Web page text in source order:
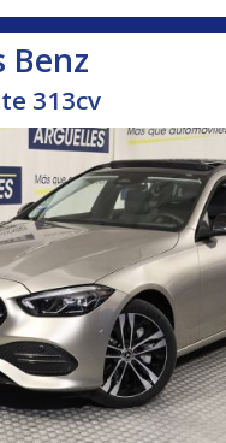
Benz
313cv